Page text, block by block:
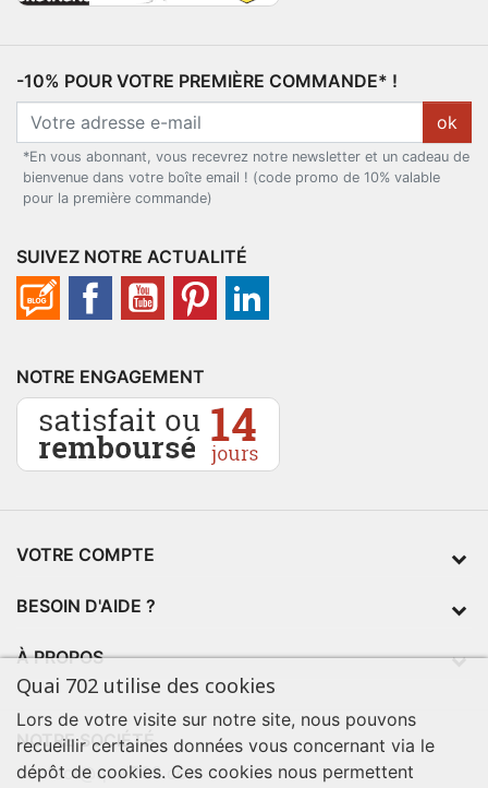
-10% POUR VOTRE PREMIÈRE COMMANDE* !
ok
*En vous abonnant, vous recevrez notre newsletter et un cadeau de
bienvenue dans votre boîte email ! (code promo de 10% valable
pour la première commande)
SUIVEZ NOTRE ACTUALITÉ
NOTRE ENGAGEMENT
VOTRE COMPTE
BESOIN D'AIDE ?
À PROPOS
NOTRE SOCIÉTÉ
contact@quai702.com
Quai 702 utilise des cookies
Lors de votre visite sur notre site, nous pouvons
recueillir certaines données vous concernant via le
dépôt de cookies. Ces cookies nous permettent